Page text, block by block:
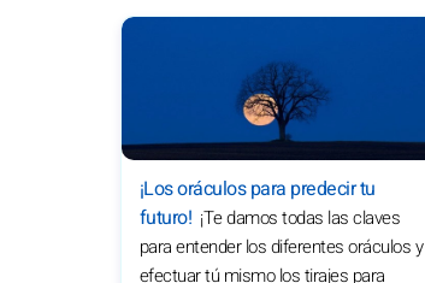
¡Los oráculos para predecir tu
futuro! ¡Te damos todas las claves
para entender los diferentes oráculos y
efectuar tú mismo los tirajes para